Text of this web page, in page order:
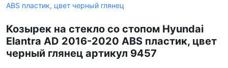
ABS пластик, цвет черный глянец
Козырек на стекло со стопом Hyundai
Elantra AD 2016-2020 ABS пластик, цвет
черный глянец артикул 9457